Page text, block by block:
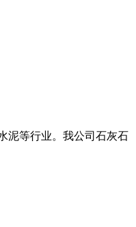
泥等行业。我公司石灰石